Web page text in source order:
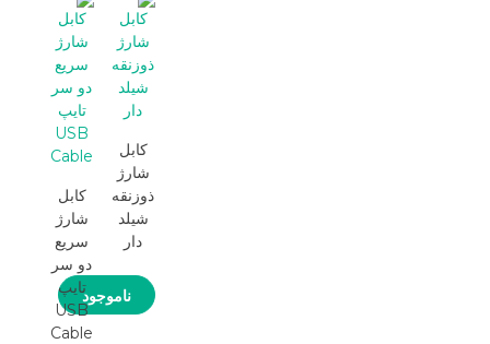
کابل
شارژ
ذوزنقه
شیلد
دار
ناموجود
کابل
شارژ
سریع
دو سر
تایپ
USB
Cable